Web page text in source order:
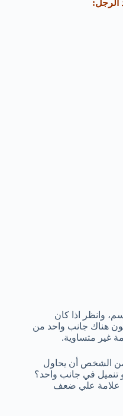
الرجل:
وانظر اذا كان
هناك جانب واحد من
غير متساوية.
الشخص أن يحاول
في جانب واحد؟
علامة علي ضعف